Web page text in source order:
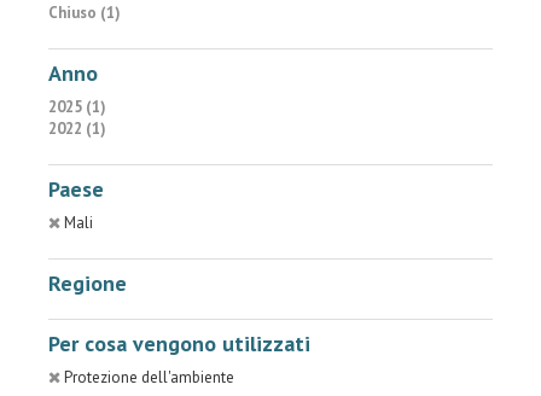
Chiuso (1)
Anno
2025 (1)
2022 (1)
Paese
Mali
Regione
Per cosa vengono utilizzati
Protezione dell'ambiente